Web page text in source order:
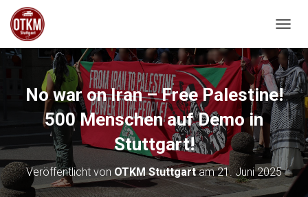
No war on Iran – Free Palestine!
500 Menschen auf Demo in
Stuttgart!
Veröffentlicht von OTKM Stuttgartam21. Juni 2025